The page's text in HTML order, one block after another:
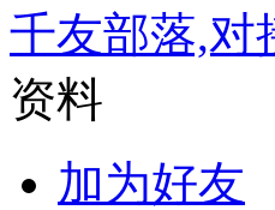
千友部落,对
资料
加为好友